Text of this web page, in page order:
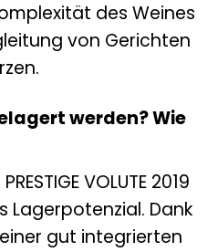
des Weines
von Gerichten
werden? Wie
VOLUTE 2019
Lagerpotenzial. Dank
gut integrierten